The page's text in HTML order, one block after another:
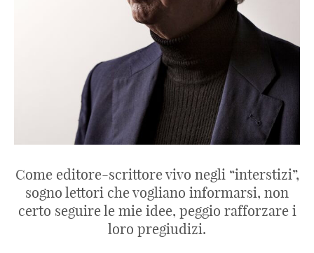
Come editore-scrittore vivo negli “interstizi”,
sogno lettori che vogliano informarsi, non
certo seguire le mie idee, peggio rafforzare i
loro pregiudizi.